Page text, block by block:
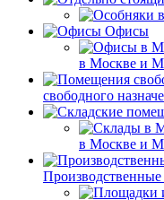
Офисы
в Москве и
свободного
в Москве и